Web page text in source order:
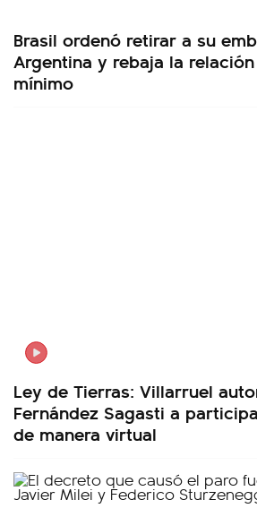
Brasil ordenó retirar a su
Argentina y rebaja la
mínimo
Ley de Tierras: Villarruel
Fernández Sagasti a
de manera virtual